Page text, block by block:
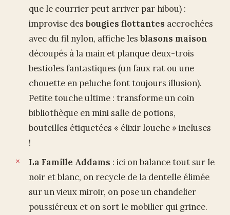
que le courrier peut arriver par hibou) :
improvise des bougies flottantes accrochées
avec du fil nylon, affiche les blasons maison
découpés à la main et planque deux-trois
bestioles fantastiques (un faux rat ou une
chouette en peluche font toujours illusion).
Petite touche ultime : transforme un coin
bibliothèque en mini salle de potions,
bouteilles étiquetées « élixir louche » incluses
!
La Famille Addams : ici on balance tout sur le
noir et blanc, on recycle de la dentelle élimée
sur un vieux miroir, on pose un chandelier
poussiéreux et on sort le mobilier qui grince.